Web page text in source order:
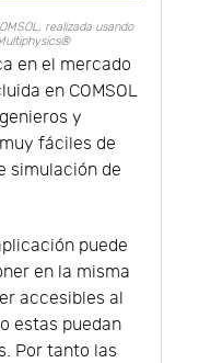
realizada usando
en el mercado
en COMSOL
y
fáciles de
simulación de
puede
en la misma
accesibles al
estas puedan
Por tanto las